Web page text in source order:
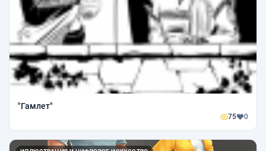
"Гамлет"
75 0